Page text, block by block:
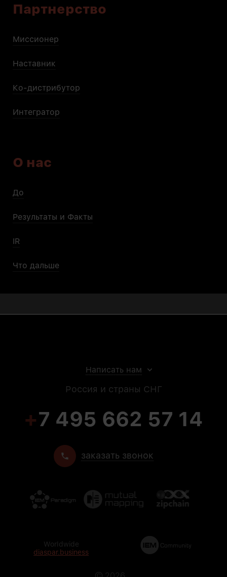
Партнерство
Миссионер
Наставник
Ко-дистрибутор
Интегратор
О нас
До
Результаты и Факты
IR
Что дальше
Написать нам
Россия и страны СНГ
+7 495 662 57 14
заказать звонок
Worldwide
diaspar.business